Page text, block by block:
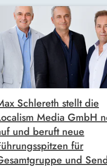
Schlereth stellt die
Media GmbH
und beruft neue
für
und